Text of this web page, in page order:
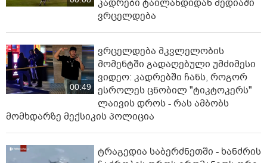
კადრები ტაილანდიდან მედიაში
ვრცელდება
00:49
ვრცელდება მკვლელობის
მომენტში გადაღებული უმძიმესი
ვიდეო: კადრებში ჩანს, როგორ
ესროლეს ცნობილ "ტიკტოკერს"
ლაივის დროს - რას ამბობს
მომხდარზე მექსიკის პოლიცია
ტრაგედია საბერძნეთში - ხანძრის